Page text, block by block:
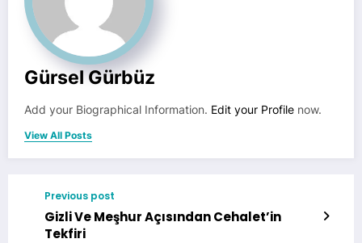
Gürsel Gürbüz
Add your Biographical Information. Edit your Profile now.
View All Posts
Previous post
Gizli Ve Meşhur Açısından Cehalet’in
Tekfiri